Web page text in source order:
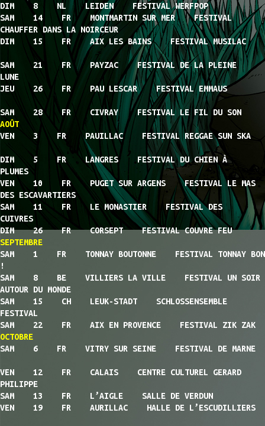
DIM 8 NL LEIDEN FESTIVAL WERFPOP
SAM 14 FR MONTMARTIN SUR MER FESTIVAL
CHAUFFER DANS LA NOIRCEUR
DIM 15 FR AIX LES BAINS FESTIVAL MUSILAC
SAM 21 FR PAYZAC FESTIVAL DE LA PLEINE
LUNE
JEU 26 FR PAU LESCAR FESTIVAL EMMAUS
SAM 28 FR CIVRAY FESTIVAL LE FIL DU SON
AOÛT
VEN 3 FR PAUILLAC FESTIVAL REGGAE SUN SKA
DIM 5 FR LANGRES FESTIVAL DU CHIEN À
PLUMES
VEN 10 FR PUGET SUR ARGENS FESTIVAL LE MAS
DES ESCAVARTIERS
SAM 11 FR LE MONASTIER FESTIVAL DES
CUIVRES
DIM 26 FR CORSEPT FESTIVAL COUVRE FEU
SEPTEMBRE
SAM 1 FR TONNAY BOUTONNE FESTIVAL TONNAY BON
!
SAM 8 BE VILLIERS LA VILLE FESTIVAL UN SOIR
AUTOUR DU MONDE
SAM 15 CH LEUK-STADT SCHLOSSENSEMBLE
FESTIVAL
SAM 22 FR AIX EN PROVENCE FESTIVAL ZIK ZAK
OCTOBRE
SAM 6 FR VITRY SUR SEINE FESTIVAL DE MARNE
VEN 12 FR CALAIS CENTRE CULTUREL GERARD
PHILIPPE
SAM 13 FR L’AIGLE SALLE DE VERDUN
VEN 19 FR AURILLAC HALLE DE L’ESCUDILLIERS